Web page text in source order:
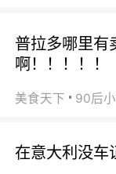
普拉多哪里有
啊！！！！！
美食天下 90后
在意大利没车